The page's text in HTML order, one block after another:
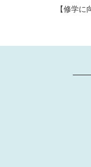
【修学に